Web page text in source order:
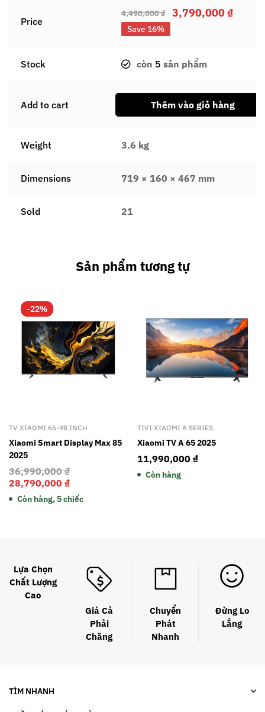
Price
4,490,000₫ 3,790,000₫
Save 16%
Stock còn 5 sản phẩm
Add to cart Thêm vào giỏ hàng
Weight 3.6 kg
Dimensions 719 × 160 × 467 mm
Sold 21
Sản phẩm tương tự
-22%
TV XIAOMI 65-98 INCH
Xiaomi Smart Display Max 85
2025
36,990,000₫
28,790,000 ₫
Còn hàng, 5 chiếc
TIVI XIAOMI A SERIES
Xiaomi TV A 65 2025
11,990,000 ₫
Còn hàng
Lựa Chọn
Chất Lượng
Cao
Giá Cả
Phải
Chăng
Chuyển
Phát
Nhanh
Đừng Lo
Lắng
TÌM NHANH